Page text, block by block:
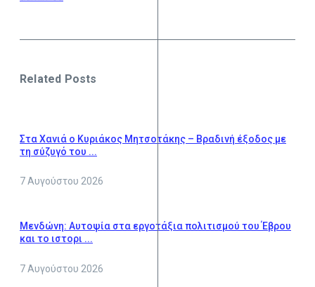
Related Posts
Στα Χανιά ο Κυριάκος Μητσοτάκης – Βραδινή έξοδος με
τη σύζυγό του ...
7 Αυγούστου 2026
Μενδώνη: Αυτοψία στα εργοτάξια πολιτισμού του Έβρου
και το ιστορι ...
7 Αυγούστου 2026